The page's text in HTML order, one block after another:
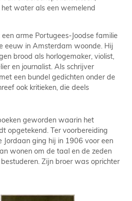
water als een wemelend
arme Portugees-Joodse familie
eeuw in Amsterdam woonde. Hij
brood als horlogemaker, violist,
en journalist. Als schrijver
een bundel gedichten onder de
ook kritieken, die deels
geworden waarin het
opgetekend. Ter voorbereiding
Jordaan ging hij in 1906 voor een
wonen om de taal en de zeden
Zijn broer was oprichter